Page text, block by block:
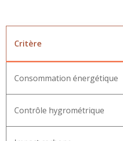
Critère
Consommation énergétique
Contrôle hygrométrique